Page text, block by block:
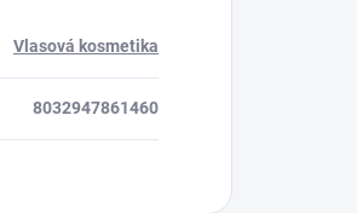
Vlasová kosmetika
8032947861460